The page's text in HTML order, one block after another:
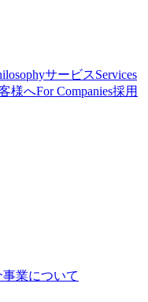
サービスServices
様へFor Companies採用
業について